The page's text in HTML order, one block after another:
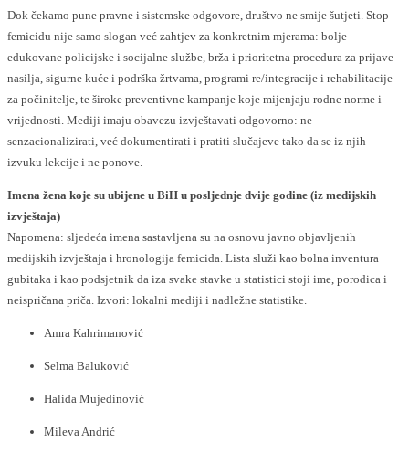
Dok čekamo pune pravne i sistemske odgovore, društvo ne smije šutjeti. Stop
femicidu nije samo slogan već zahtjev za konkretnim mjerama: bolje
edukovane policijske i socijalne službe, brža i prioritetna procedura za prijave
nasilja, sigurne kuće i podrška žrtvama, programi re/integracije i rehabilitacije
za počinitelje, te široke preventivne kampanje koje mijenjaju rodne norme i
vrijednosti. Mediji imaju obavezu izvještavati odgovorno: ne
senzacionalizirati, već dokumentirati i pratiti slučajeve tako da se iz njih
izvuku lekcije i ne ponove.
Imena žena koje su ubijene u BiH u posljednje dvije godine (iz medijskih
izvještaja)
Napomena: sljedeća imena sastavljena su na osnovu javno objavljenih
medijskih izvještaja i hronologija femicida. Lista služi kao bolna inventura
gubitaka i kao podsjetnik da iza svake stavke u statistici stoji ime, porodica i
neispričana priča. Izvori: lokalni mediji i nadležne statistike.
Amra Kahrimanović
Selma Baluković
Halida Mujedinović
Mileva Andrić